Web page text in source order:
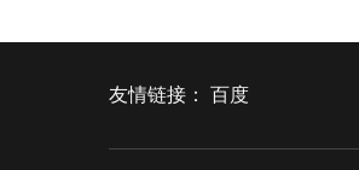
友情链接： 百度